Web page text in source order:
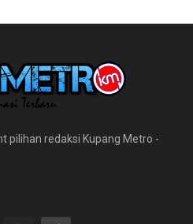
pilihan redaksi Kupang Metro -